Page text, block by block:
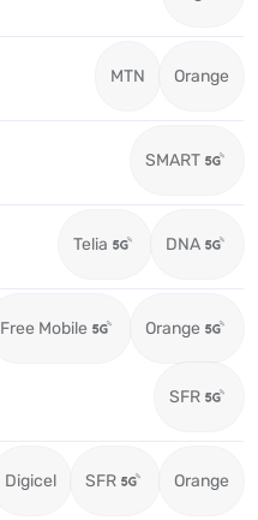
MTN Orange
SMART
Telia DNA
Free Mobile Orange
SFR
Digicel SFR Orange